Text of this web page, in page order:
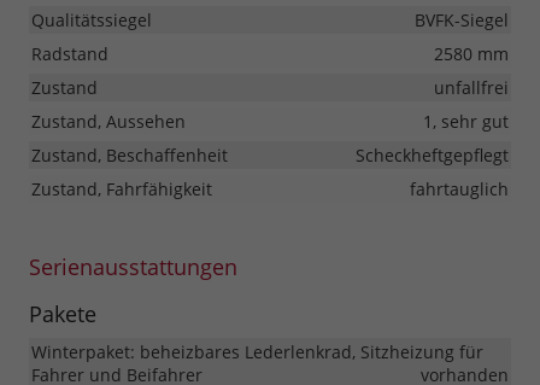
Qualitätssiegel
BVFK-Siegel
Radstand
2580 mm
Zustand
unfallfrei
Zustand, Aussehen
1, sehr gut
Zustand, Beschaffenheit
Scheckheftgepflegt
Zustand, Fahrfähigkeit
fahrtauglich
Serienausstattungen
Pakete
Winterpaket: beheizbares Lederlenkrad, Sitzheizung für
Fahrer und Beifahrer
vorhanden